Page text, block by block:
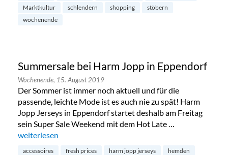
Marktkultur
schlendern shopping
stöbern
wochenende
Summersale bei Harm Jopp in Eppendorf
Wochenende, 15. August 2019
Der Sommer ist immer noch aktuell und für die
passende, leichte Mode ist es auch nie zu spät! Harm
Jopp Jerseys in Eppendorf startet deshalb am Freitag
sein Super Sale Weekend mit dem Hot Late …
„Summersale bei Harm Jopp in Eppendorf“
weiterlesen
accessoires fresh prices harm jopp jerseys
hemden